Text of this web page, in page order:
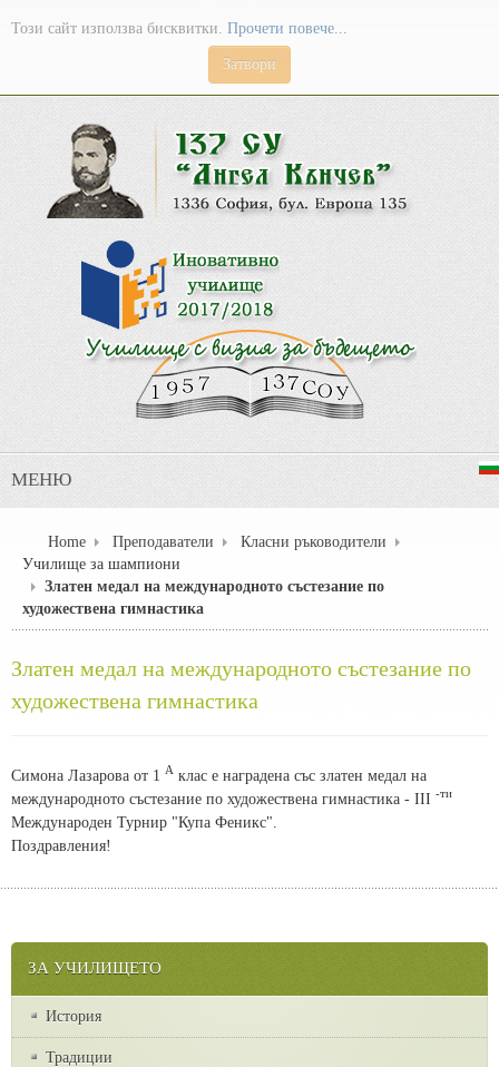
Този сайт използва бисквитки. Прочети повече...
Затвори
МЕНЮ
Home Преподаватели
Класни ръководители
Училище за шампиони
Златен медал на международното състезание по
художествена гимнастика
Златен медал на международното състезание по
художествена гимнастика
Симона Лазарова от 1 А клас е наградена със златен медал на
международното състезание по художествена гимнастика - III -ти
Международен Турнир "Купа Феникс".
Поздравления!
ЗА УЧИЛИЩЕТО
История
Традиции